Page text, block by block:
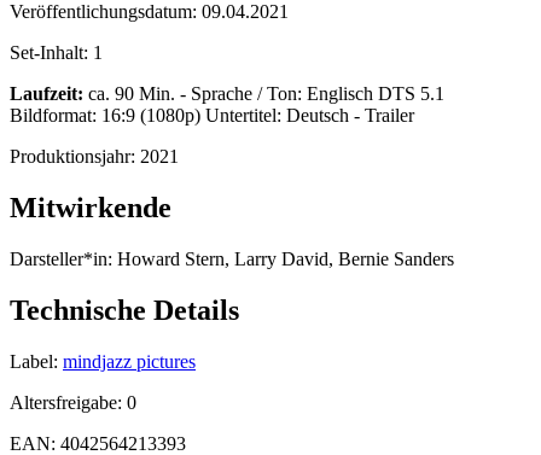
Veröffentlichungsdatum: 09.04.2021
Set-Inhalt: 1
Laufzeit: ca. 90 Min. - Sprache / Ton: Englisch DTS 5.1
Bildformat: 16:9 (1080p) Untertitel: Deutsch - Trailer
Produktionsjahr: 2021
Mitwirkende
Darsteller*in: Howard Stern, Larry David, Bernie Sanders
Technische Details
Label: mindjazz pictures
Altersfreigabe: 0
EAN: 4042564213393